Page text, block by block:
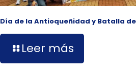
Día de la Antioqueñidad y Batalla
Leer más